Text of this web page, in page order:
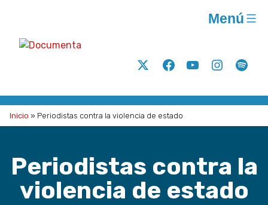
acción
para
la
social
A.C.
Twitter FacebookYoutubeInstagram
Menú
Inicio » Periodistas contra la violencia de estado
Periodistas contra la
violencia de estado